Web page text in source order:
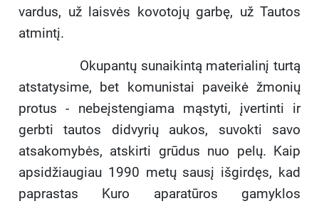
vardus, už laisvės kovotojų garbę, už Tautos
atmintį.
Okupantų sunaikintą materialinį turtą
atstatysime, bet komunistai paveikė žmonių
protus - nebeįstengiama mąstyti, įvertinti ir
gerbti tautos didvyrių aukos, suvokti savo
atsakomybės, atskirti grūdus nuo pelų. Kaip
apsidžiaugiau 1990 metų sausį išgirdęs, kad
paprastas Kuro aparatūros gamyklos